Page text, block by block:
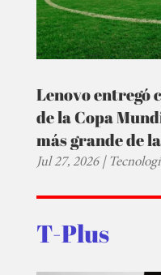
Lenovo entregó
de la Copa
más grande de
Jul 27, 2026|
T-Plus